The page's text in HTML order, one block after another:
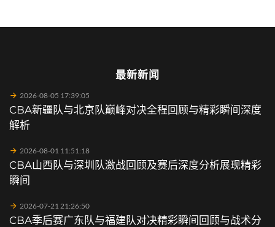
最新新闻
2026-08-05 17:39:05
CBA新疆队与北京队巅峰对决全程回顾与精彩瞬间深度
解析
2026-08-01 11:51:18
CBA山西队与深圳队激战回顾及赛后深度分析展现精彩
瞬间
2026-07-21 21:26:50
CBA季后赛广东队与福建队对决精彩瞬间回顾与战术分